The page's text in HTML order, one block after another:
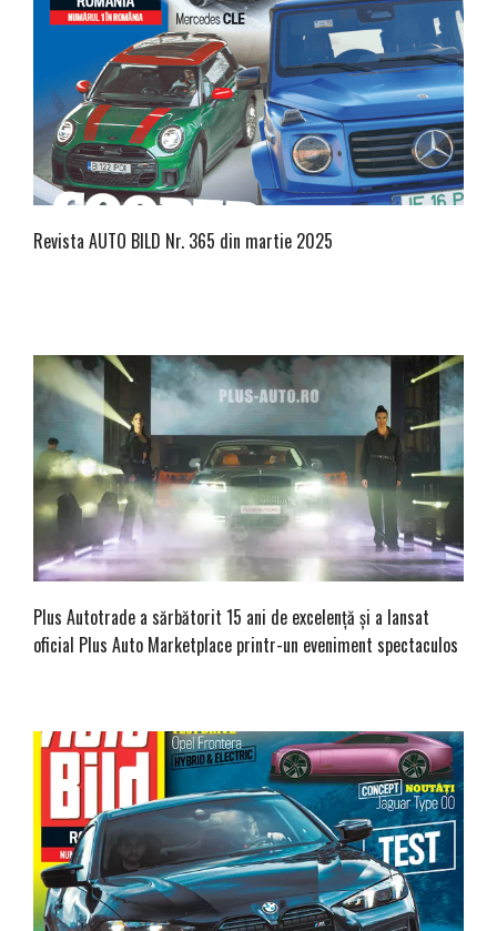
Revista AUTO BILD Nr. 365 din martie 2025
Plus Autotrade a sărbătorit 15 ani de excelență și a lansat
oficial Plus Auto Marketplace printr-un eveniment spectaculos